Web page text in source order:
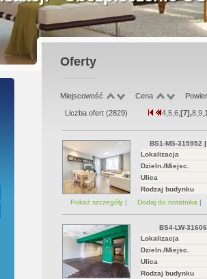
Umowa Notarialna
Oferty
Miejscowość Cena
Liczba ofert (2829) 4, 5, 6, [7],8, 9,
BS1-MS-315952 |
Lokalizacja
Dzieln./Miejsc.
Ulica
Rodzaj budynku
Pokaż szczegóły | Dodaj do notatnika |
BS4-LW-
Lokalizacja
Dzieln./Miejsc.
Ulica
Rodzaj budynku